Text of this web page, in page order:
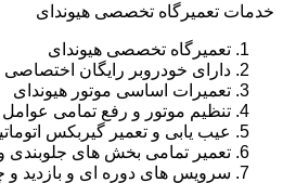
خدمات تعمیرگاه تخصصی هیوندای
تعمیرگاه تخصصی هیوندای
دارای خودروبر رایگان اختصاصی
تعمیرات اساسی موتور هیوندای
تنظیم موتور و رفع تمامی عوامل
عیب یابی و تعمیر گیربکس
تعمیر تمامی بخش های جلوبندی
سرویس های دوره ای و بازدید و